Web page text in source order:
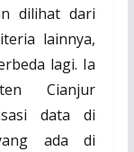
dilihat dari
lainnya,
lagi. Ia
Cianjur
data di
ada di